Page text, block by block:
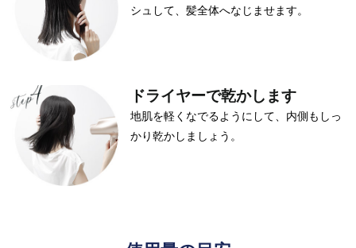
シュして、髪全体へなじませます。
ドライヤーで乾かします
地肌を軽くなでるようにして、内側もしっ
かり乾かしましょう。